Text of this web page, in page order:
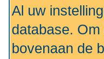
Al uw
database.
bovenaan de